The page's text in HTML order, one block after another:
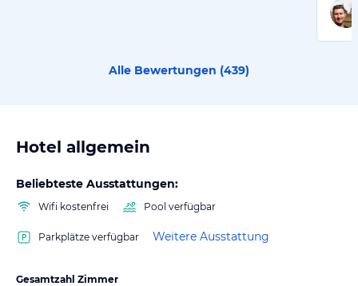
Alle Bewertungen (439)
Hotel allgemein
Beliebteste Ausstattungen:
Wifi kostenfrei Pool verfügbar
Parkplätze verfügbar Weitere Ausstattung
Gesamtzahl Zimmer